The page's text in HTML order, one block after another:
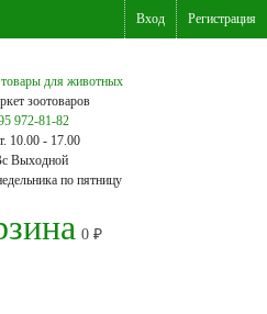
Вход Регистрация
зоотоваров
972-81-82
10.00 - 17.00
Выходной
по пятницу
0 ₽